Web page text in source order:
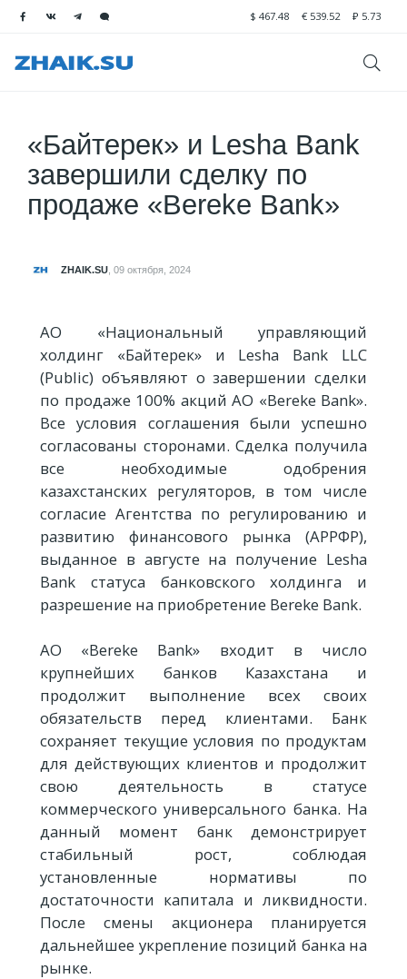
$ 467.48 € 539.52 ₽ 5.73
«Байтерек» и Lesha Bank
завершили сделку по
продаже «Bereke Bank»
ZHAIK.SU 09 октября, 2024
АО «Национальный управляющий
холдинг «Байтерек» и Lesha Bank LLC
(Public) объявляют о завершении сделки
по продаже 100% акций АО «Bereke Bank».
Все условия соглашения были успешно
согласованы сторонами. Сделка получила
все необходимые одобрения
казахстанских регуляторов, в том числе
согласие Агентства по регулированию и
развитию финансового рынка (АРРФР),
выданное в августе на получение Lesha
Bank статуса банковского холдинга и
разрешение на приобретение Bereke Bank.
АО «Bereke Bank» входит в число
крупнейших банков Казахстана и
продолжит выполнение всех своих
обязательств перед клиентами. Банк
сохраняет текущие условия по продуктам
для действующих клиентов и продолжит
свою деятельность в статусе
коммерческого универсального банка. На
данный момент банк демонстрирует
стабильный рост, соблюдая
установленные нормативы по
достаточности капитала и ликвидности.
После смены акционера планируется
дальнейшее укрепление позиций банка на
рынке.